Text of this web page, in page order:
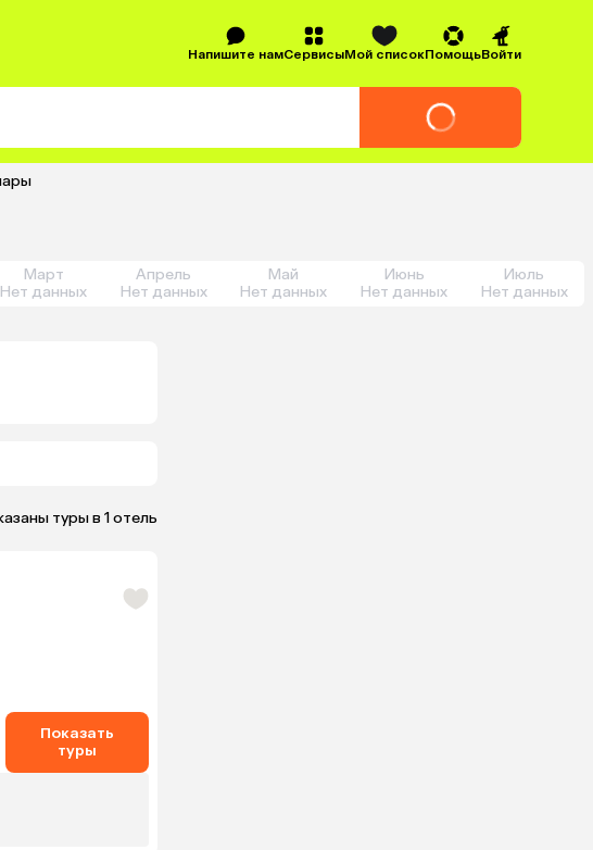
Напишите намСервисыМой списокПомощьВойти
Март
Нет данных
Апрель
Нет данных
Май
Нет данных
Июнь
Нет данных
Июль
Нет данных
туры в 1 отель
Показать
туры